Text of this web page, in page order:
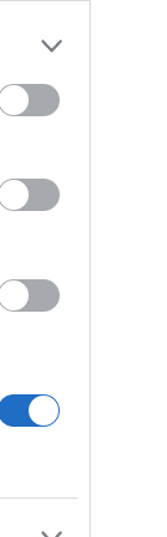
in su, quindi
fosse di
la roulotte.
Queste persone
non fai la
il
alcune zone
esempio
se ti muovi in
bestione
il tuo bagno, la
rivendere dopo